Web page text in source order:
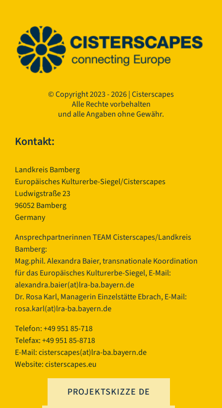
© Copyright 2023 - 2026 | Cisterscapes
Alle Rechte vorbehalten
und alle Angaben ohne Gewähr.
Kontakt:
Landkreis Bamberg
Europäisches Kulturerbe-Siegel/Cisterscapes
Ludwigstraße 23
96052 Bamberg
Germany
Ansprechpartnerinnen TEAM Cisterscapes/Landkreis
Bamberg:
Mag.phil. Alexandra Baier, transnationale Koordination
für das Europäisches Kulturerbe-Siegel, E-Mail:
alexandra.baier(at)lra-ba.bayern.de
Dr. Rosa Karl, Managerin Einzelstätte Ebrach, E-Mail:
rosa.karl(at)lra-ba.bayern.de
Telefon: +49 951 85-718
Telefax: +49 951 85-8718
E-Mail:cisterscapes(at)lra-ba.bayern.de
Website: cisterscapes.eu
PROJEKTSKIZZE DE